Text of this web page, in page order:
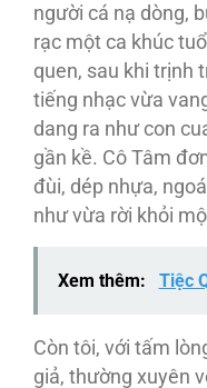
người cá nạ dòng,
rạc một ca khúc
quen, sau khi trịnh
tiếng nhạc vừa
dang ra như con
gần kề. Cô Tâm
đùi, dép nhựa,
như vừa rời khỏi
Xem thêm: Tiệc
Còn tôi, với tấm
giả, thường xuyên